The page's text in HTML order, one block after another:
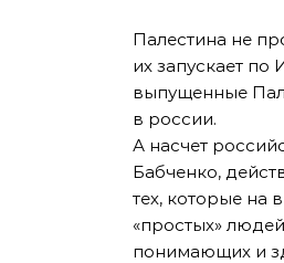
Палестина не
их запускает по
выпущенные
в россии.
А насчет
Бабченко,
тех, которые на
«простых»
понимающих и